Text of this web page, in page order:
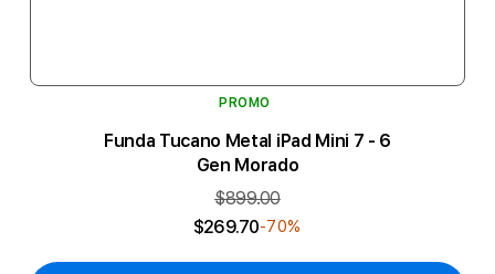
PROMO
Funda Tucano Metal iPad Mini 7 - 6
Gen Morado
$899.00
$269.70-70%